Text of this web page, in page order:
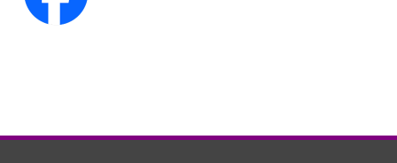
第15回人形供養祭
第12回人形供養祭平成22年3月9日